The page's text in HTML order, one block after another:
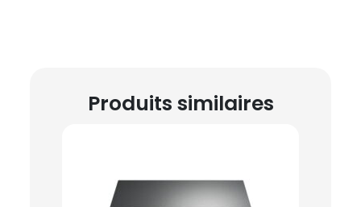
Produits similaires